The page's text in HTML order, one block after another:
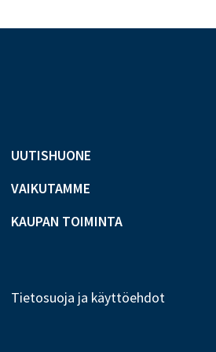
UUTISHUONE
VAIKUTAMME
KAUPAN TOIMINTA
Tietosuoja ja käyttöehdot